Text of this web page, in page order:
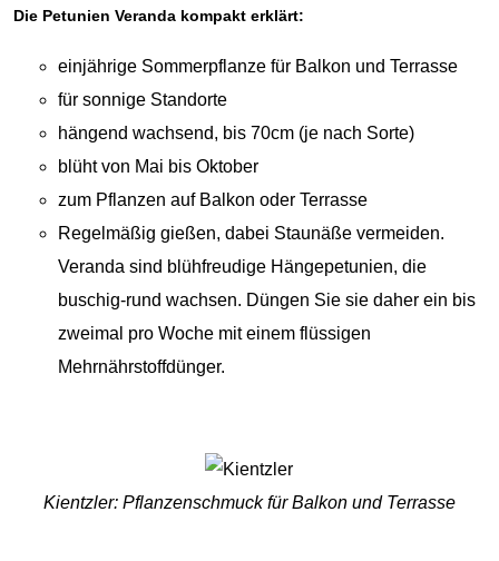
einsetzbar und lassen sich mit vielen Partnerpflanzen
kombinieren. Die in England gezüchtete Petuniengruppe
der Veranda hat sich auch bei uns als blütenreiche Balkon-
und Terrassenbepflanzung bewährt.
Die Petunien Veranda kompakt erklärt:
einjährige Sommerpflanze für Balkon und Terrasse
für sonnige Standorte
hängend wachsend, bis 70cm (je nach Sorte)
blüht von Mai bis Oktober
zum Pflanzen auf Balkon oder Terrasse
Regelmäßig gießen, dabei Staunäße vermeiden.
Veranda sind blühfreudige Hängepetunien, die
buschig-rund wachsen. Düngen Sie sie daher ein bis
zweimal pro Woche mit einem flüssigen
Mehrnährstoffdünger.
Kientzler: Pflanzenschmuck für Balkon und Terrasse